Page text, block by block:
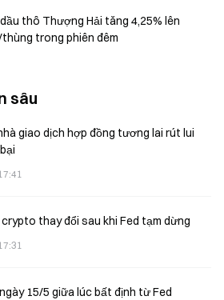
thô Thượng Hải tăng 4,25% lên
trong phiên đêm
sâu
giao dịch hợp đồng tương lai rút lui
thay đổi sau khi Fed tạm dừng
15/5 giữa lúc bất định từ Fed